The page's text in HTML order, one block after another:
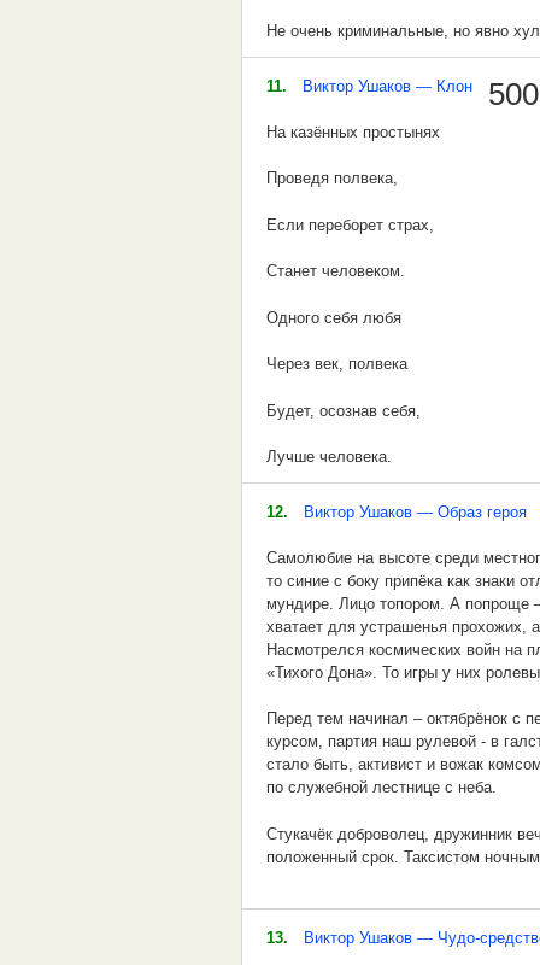
Не очень криминальные, но явно
балбесов от переизбытка энергии.
возраст у нас наступал несколько
молодежи. Где-то уже после
я по земле ходил и у судьбы, как
себе просил...( перефразируя
А эта реальная история была
творчества В.Высоцкого ( ...их
не просто подражать, а наивное, но
не хуже. В моем " опусе " ИХ не
" героизм " дабы показаться
Таких " голохвастовых" и тогда, и
меньшей степени, хватает с
пятерых, - это же круто!
А было это примерно так:
Бухих до неприличности.
На нос по десять пьяных
11. Виктор Ушаков — Клон
На казённых простынях
Проведя полвека,
Если переборет страх,
Станет человеком.
Одного себя любя
Через век, полвека
Будет, осознав себя,
Лучше человека.
**
Продукты распада
Мобильные токсины
Вкуснее апельсина,
Картошки с дымом едким.
На сковородке – сельди
из рациона снеди
12. Виктор Ушаков — Образ героя
Самолюбие на высоте среди
то синие с боку припёка как знаки
мундире. Лицо топором. А попроще
хватает для устрашенья прохожих,
Насмотрелся космических войн
«Тихого Дона». То игры у них
Перед тем начинал – октябрёнок с
курсом, партия наш рулевой - в
стало быть, активист и вожак
по служебной лестнице с неба.
Стукачёк доброволец, дружинник
положенный срок. Таксистом
вольготнее стало житьё для кого-
13. Виктор Ушаков — Чудо-